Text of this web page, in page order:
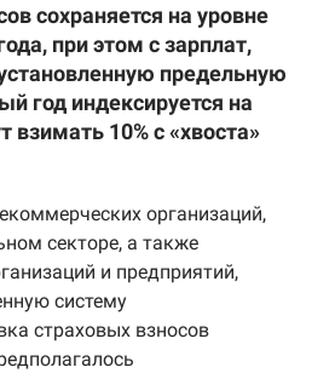
сохраняется на уровне
при этом с зарплат,
предельную
год индексируется на
взимать 10% с «хвоста»
организаций,
секторе, а также
и предприятий,
систему
страховых взносов